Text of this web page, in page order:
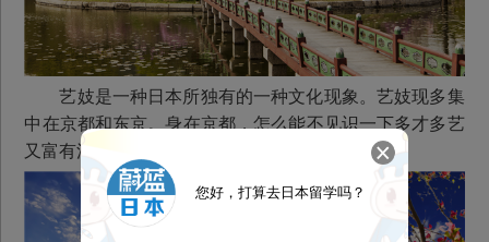
艺妓是一种日本所独有的一种文化现象。艺妓现多集
中在京都和东京。身在京都，怎么能不见识一下多才多艺
又富有浪漫情怀的艺妓呢？
您好，打算去日本留学吗？